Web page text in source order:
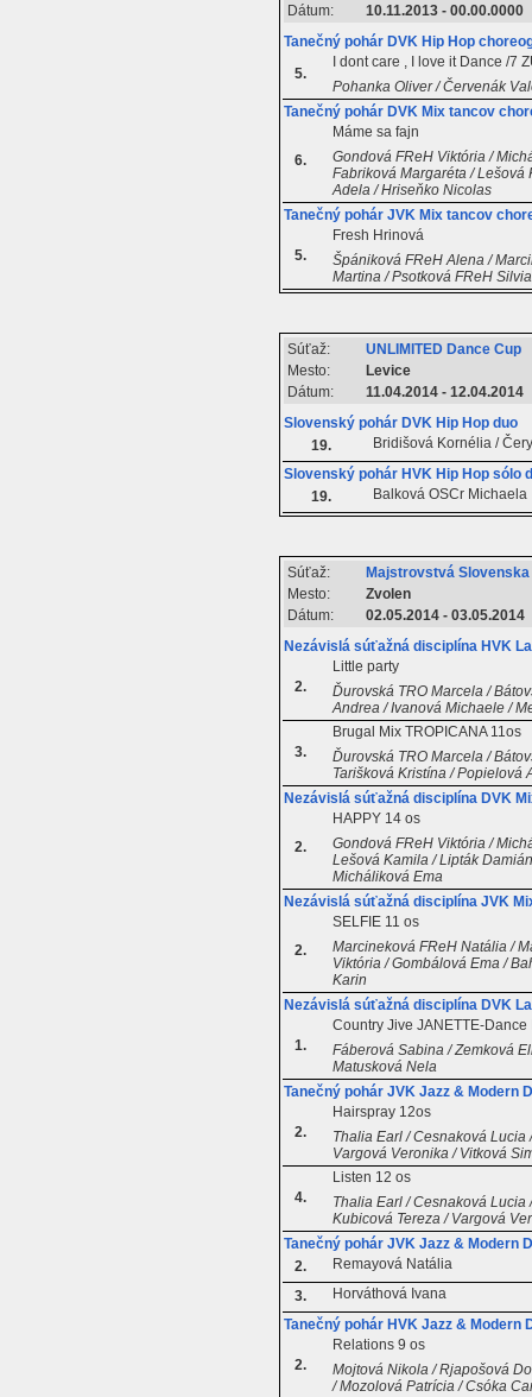
Dátum:
10.11.2013 - 00.00.0000
Tanečný pohár DVK Hip Hop
5.
I dont care , I love it Dance /7
Pohanka Oliver / Červenák
Tanečný pohár DVK Mix tancov
6.
Máme sa fajn
Gondová FReH Viktória /
Fabriková Margaréta / Lešová
Adela / Hriseňko Nicolas
Tanečný pohár JVK Mix tancov
5.
Fresh Hrinová
Špániková FReH Alena /
Martina / Psotková FReH
Súťaž:
UNLIMITED Dance Cup
Mesto:
Levice
Dátum:
11.04.2014 - 12.04.2014
Slovenský pohár DVK Hip Hop duo
19.
Bridišová Kornélia /
Slovenský pohár HVK Hip Hop sólo
19.
Balková OSCr Michaela
Súťaž:
Majstrovstvá
Mesto:
Zvolen
Dátum:
02.05.2014 - 03.05.2014
Nezávislá súťažná disciplína HVK
2.
Little party
Ďurovská TRO Marcela /
Andrea / Ivanová Michaele /
3.
Brugal Mix TROPICANA 11os
Ďurovská TRO Marcela /
Tarišková Kristína / Popielová
Nezávislá súťažná disciplína DVK
2.
HAPPY 14 os
Gondová FReH Viktória /
Lešová Kamila / Lipták
Micháliková Ema
Nezávislá súťažná disciplína JVK
2.
SELFIE 11 os
Marcineková FReH Natália /
Viktória / Gombálová Ema /
Karin
Nezávislá súťažná disciplína DVK
1.
Country Jive JANETTE-Dance
Fáberová Sabina / Zemková
Matusková Nela
Tanečný pohár JVK Jazz & Modern
2.
Hairspray 12os
Thalia Earl / Cesnaková Lucia
Vargová Veronika / Vitková
4.
Listen 12 os
Thalia Earl / Cesnaková
Kubicová Tereza / Vargová
Tanečný pohár JVK Jazz & Modern
2.
Remayová Natália
3.
Horváthová Ivana
Tanečný pohár HVK Jazz & Modern
2.
Relations 9 os
Mojtová Nikola / Rjapošová
/ Mozolová Patrícia / Csóka